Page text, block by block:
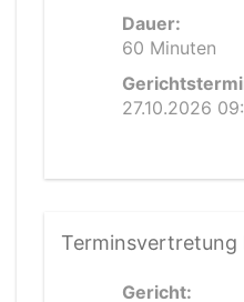
Dauer:
60 Minuten
27.10.2026
Terminsvertretung
Gericht: